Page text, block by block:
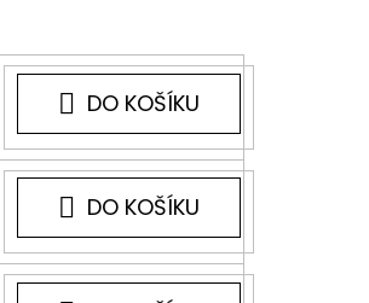
DO
KOŠÍKU
DO
KOŠÍKU